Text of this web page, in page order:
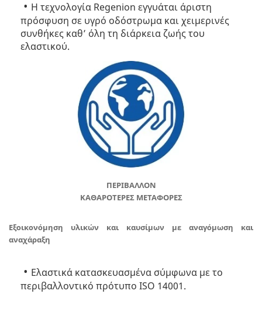
Η τεχνολογία Regenion εγγυάται άριστη
πρόσφυση σε υγρό οδόστρωμα και χειμερινές
συνθήκες καθ’ όλη τη διάρκεια ζωής του
ελαστικού.
ΠΕΡΙΒΑΛΛΟΝ
ΚΑΘΑΡΟΤΕΡΕΣ ΜΕΤΑΦΟΡΕΣ
Εξοικονόμηση υλικών και καυσίμων με αναγόμωση και
αναχάραξη
Ελαστικά κατασκευασμένα σύμφωνα με το
περιβαλλοντικό πρότυπο ISO 14001.